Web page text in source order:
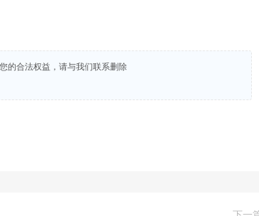
的合法权益，请与我们联系删除